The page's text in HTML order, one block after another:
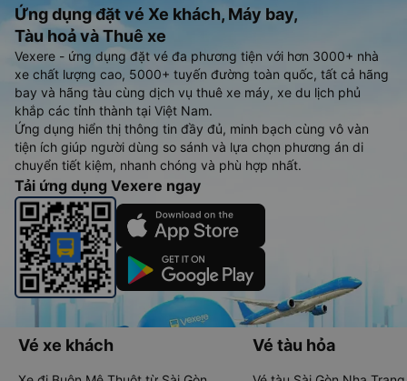
Ứng dụng đặt vé Xe khách, Máy bay,
Tàu hoả và Thuê xe
Vexere - ứng dụng đặt vé đa phương tiện với hơn 3000+ nhà
xe chất lượng cao, 5000+ tuyến đường toàn quốc, tất cả hãng
bay và hãng tàu cùng dịch vụ thuê xe máy, xe du lịch phủ
khắp các tỉnh thành tại Việt Nam.
Ứng dụng hiển thị thông tin đầy đủ, minh bạch cùng vô vàn
tiện ích giúp người dùng so sánh và lựa chọn phương án di
chuyển tiết kiệm, nhanh chóng và phù hợp nhất.
Tải ứng dụng Vexere ngay
Vé xe khách Vé tàu hỏa